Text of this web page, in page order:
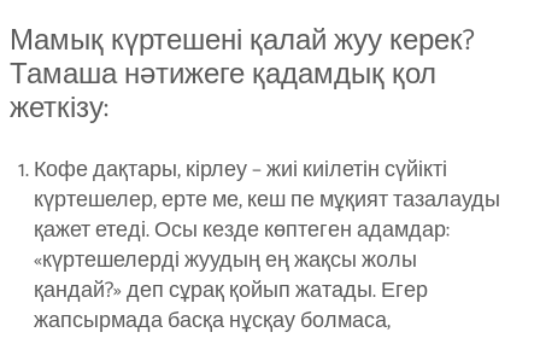
Мамық күртешені қалай жуу керек?
Тамаша нәтижеге қадамдық қол
жеткізу:
Кофе дақтары, кірлеу – жиі киілетін сүйікті
күртешелер, ерте ме, кеш пе мұқият тазалауды
қажет етеді. Осы кезде көптеген адамдар:
«күртешелерді жуудың ең жақсы жолы
қандай?» деп сұрақ қойып жатады. Егер
жапсырмада басқа нұсқау болмаса,